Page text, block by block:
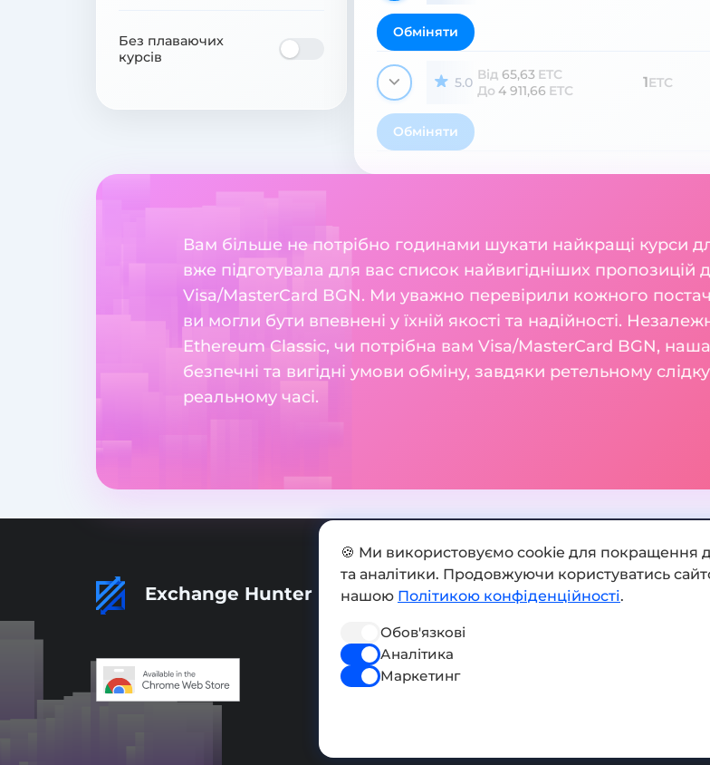
Без плаваючих
курсів
Обміняти
5.0 Від 65,63 ETC
До 4 911,66 ETC 1ETC
Обміняти
Вам більше не потрібно годинами шукати найкращі курси
вже підготувала для вас список найвигідніших пропозицій
Visa/MasterCard BGN. Ми уважно перевірили кожного
ви могли бути впевнені у їхній якості та надійності.
Ethereum Classic, чи потрібна вам Visa/MasterCard BGN,
безпечні та вигідні умови обміну, завдяки ретельному
реальному часі.
Exchange Hunter Додати
Політика
🍪 Ми використовуємо cookie для покращення
та аналітики. Продовжуючи користуватись
нашою Політикою конфіденційності.
Обов'язкові
Аналітика
Маркетинг